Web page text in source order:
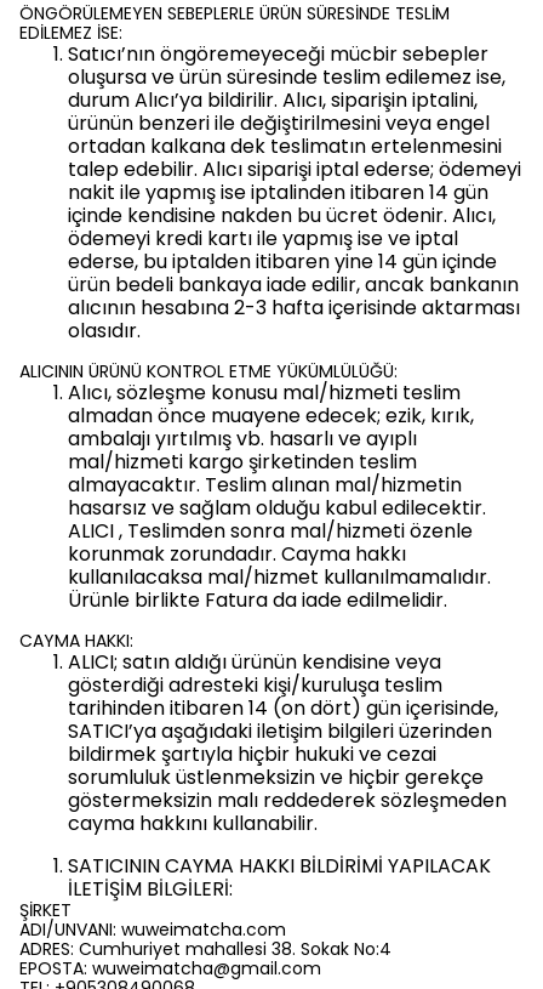
ÖNGÖRÜLEMEYEN SEBEPLERLE ÜRÜN SÜRESİNDE TESLİM
EDİLEMEZ İSE:
Satıcı’nın öngöremeyeceği mücbir sebepler
oluşursa ve ürün süresinde teslim edilemez ise,
durum Alıcı’ya bildirilir. Alıcı, siparişin iptalini,
ürünün benzeri ile değiştirilmesini veya engel
ortadan kalkana dek teslimatın ertelenmesini
talep edebilir. Alıcı siparişi iptal ederse; ödemeyi
nakit ile yapmış ise iptalinden itibaren 14 gün
içinde kendisine nakden bu ücret ödenir. Alıcı,
ödemeyi kredi kartı ile yapmış ise ve iptal
ederse, bu iptalden itibaren yine 14 gün içinde
ürün bedeli bankaya iade edilir, ancak bankanın
alıcının hesabına 2-3 hafta içerisinde aktarması
olasıdır.
ALICININ ÜRÜNÜ KONTROL ETME YÜKÜMLÜLÜĞÜ:
Alıcı, sözleşme konusu mal/hizmeti teslim
almadan önce muayene edecek; ezik, kırık,
ambalajı yırtılmış vb. hasarlı ve ayıplı
mal/hizmeti kargo şirketinden teslim
almayacaktır. Teslim alınan mal/hizmetin
hasarsız ve sağlam olduğu kabul edilecektir.
ALICI , Teslimden sonra mal/hizmeti özenle
korunmak zorundadır. Cayma hakkı
kullanılacaksa mal/hizmet kullanılmamalıdır.
Ürünle birlikte Fatura da iade edilmelidir.
CAYMA HAKKI:
ALICI; satın aldığı ürünün kendisine veya
gösterdiği adresteki kişi/kuruluşa teslim
tarihinden itibaren 14 (on dört) gün içerisinde,
SATICI’ya aşağıdaki iletişim bilgileri üzerinden
bildirmek şartıyla hiçbir hukuki ve cezai
sorumluluk üstlenmeksizin ve hiçbir gerekçe
göstermeksizin malı reddederek sözleşmeden
cayma hakkını kullanabilir.
SATICININ CAYMA HAKKI BİLDİRİMİ YAPILACAK
İLETİŞİM BİLGİLERİ:
ŞİRKET
ADI/UNVANI: wuweimatcha.com
ADRES: Cumhuriyet mahallesi 38. Sokak No:4
EPOSTA: wuweimatcha@gmail.com